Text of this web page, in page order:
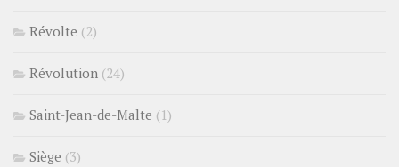
Révolte (2)
Révolution (24)
Saint-Jean-de-Malte (1)
Siège (3)